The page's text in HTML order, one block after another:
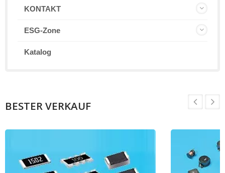
KONTAKT
ESG-Zone
Katalog
BESTER VERKAUF